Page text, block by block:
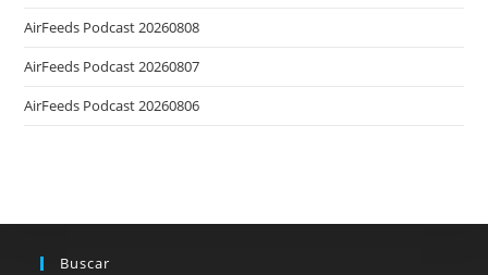
AirFeeds Podcast 20260808
AirFeeds Podcast 20260807
AirFeeds Podcast 20260806
Buscar